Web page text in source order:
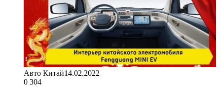
Авто Китай14.02.2022
0 304